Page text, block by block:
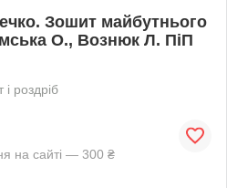
Зошит майбутнього
О., Вознюк Л. ПіП
і роздріб
на сайті — 300 ₴